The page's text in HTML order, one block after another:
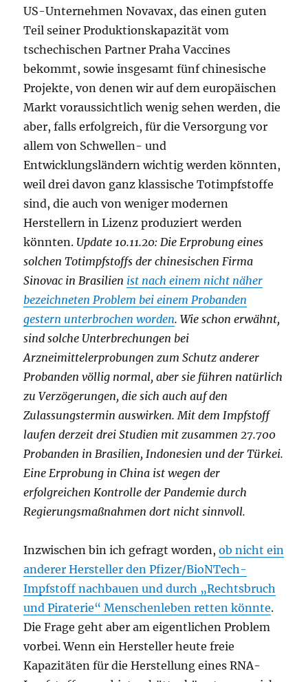
US-Unternehmen Novavax, das einen guten
Teil seiner Produktionskapazität vom
tschechischen Partner Praha Vaccines
bekommt, sowie insgesamt fünf chinesische
Projekte, von denen wir auf dem europäischen
Markt voraussichtlich wenig sehen werden, die
aber, falls erfolgreich, für die Versorgung vor
allem von Schwellen- und
Entwicklungsländern wichtig werden könnten,
weil drei davon ganz klassische Totimpfstoffe
sind, die auch von weniger modernen
Herstellern in Lizenz produziert werden
könnten. Update 10.11.20: Die Erprobung eines
solchen Totimpfstoffs der chinesischen Firma
Sinovac in Brasilien ist nach einem nicht näher
bezeichneten Problem bei einem Probanden
gestern unterbrochen worden. Wie schon erwähnt,
sind solche Unterbrechungen bei
Arzneimittelerprobungen zum Schutz anderer
Probanden völlig normal, aber sie führen natürlich
zu Verzögerungen, die sich auch auf den
Zulassungstermin auswirken. Mit dem Impfstoff
laufen derzeit drei Studien mit zusammen 27.700
Probanden in Brasilien, Indonesien und der Türkei.
Eine Erprobung in China ist wegen der
erfolgreichen Kontrolle der Pandemie durch
Regierungsmaßnahmen dort nicht sinnvoll.
Inzwischen bin ich gefragt worden,ob nicht ein
anderer Hersteller den Pfizer/BioNTech-
Impfstoff nachbauen und durch „Rechtsbruch
und Piraterie“ Menschenleben retten könnte.
Die Frage geht aber am eigentlichen Problem
vorbei. Wenn ein Hersteller heute freie
Kapazitäten für die Herstellung eines RNA-